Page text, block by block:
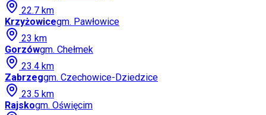
22.7 km
Krzyżowicegm. Pawłowice
23 km
Gorzówgm. Chełmek
23.4 km
Zabrzeggm. Czechowice-Dziedzice
23.5 km
Rajskogm. Oświęcim